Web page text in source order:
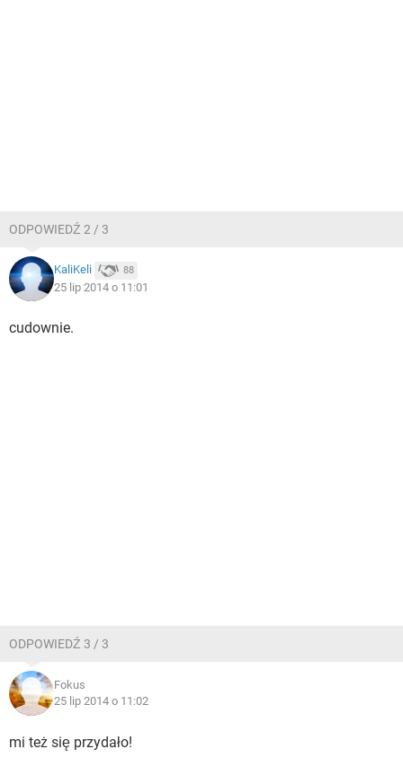
ODPOWIEDŹ 2 / 3
KaliKeli 88
25 lip 2014 o 11:01
cudownie.
ODPOWIEDŹ 3 / 3
Fokus
25 lip 2014 o 11:02
mi też się przydało!